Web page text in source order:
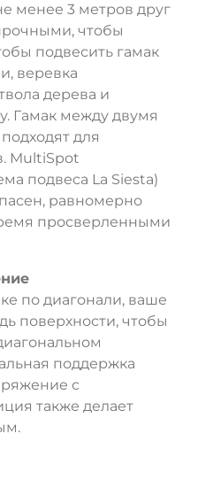
менее 3 метров друг
чтобы
подвесить гамак
веревка
дерева и
Гамак между двумя
для
MultiSpot
подвеса La Siesta)
равномерно
просверленными
по диагонали, ваше
поверхности, чтобы
поддержка
с
также делает
НЕТ